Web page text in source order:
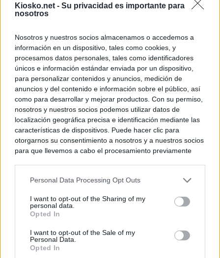
Kiosko.net - Su privacidad es importante para
nosotros
Nosotros y nuestros socios almacenamos o accedemos a
información en un dispositivo, tales como cookies, y
procesamos datos personales, tales como identificadores
únicos e información estándar enviada por un dispositivo,
para personalizar contenidos y anuncios, medición de
anuncios y del contenido e información sobre el público, así
como para desarrollar y mejorar productos. Con su permiso,
nosotros y nuestros socios podemos utilizar datos de
localización geográfica precisa e identificación mediante las
características de dispositivos. Puede hacer clic para
otorgarnos su consentimiento a nosotros y a nuestros socios
para que llevemos a cabo el procesamiento previamente
negar su consentimiento. Tenga en cuenta que algún
de su consentimiento, pero usted tiene el derecho de
rechazar tal procesamiento. Sus preferencias se aplicarán
cualquier momento entrando de nuevo en este sitio web o
visitando nuestra política de privacidad.
Personal Data Processing Opt Outs
I want to opt-out of the Sharing of my
personal data.
Opted In
I want to opt-out of the Sale of my
Personal Data.
Opted In